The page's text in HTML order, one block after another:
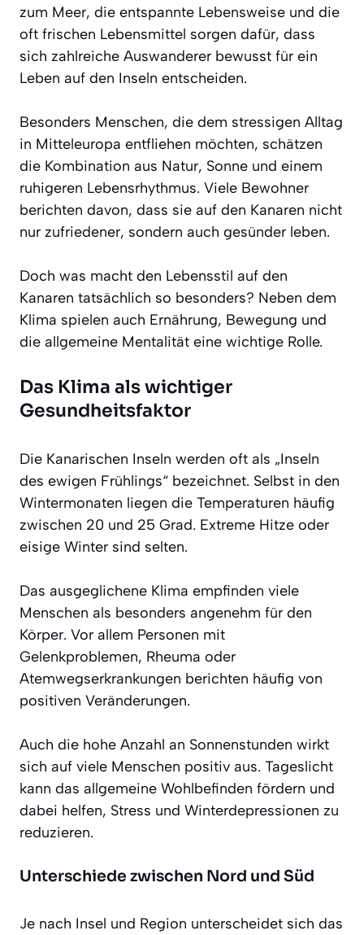
zum Meer, die entspannte Lebensweise und die
oft frischen Lebensmittel sorgen dafür, dass
sich zahlreiche Auswanderer bewusst für ein
Leben auf den Inseln entscheiden.
Besonders Menschen, die dem stressigen Alltag
in Mitteleuropa entfliehen möchten, schätzen
die Kombination aus Natur, Sonne und einem
ruhigeren Lebensrhythmus. Viele Bewohner
berichten davon, dass sie auf den Kanaren nicht
nur zufriedener, sondern auch gesünder leben.
Doch was macht den Lebensstil auf den
Kanaren tatsächlich so besonders? Neben dem
Klima spielen auch Ernährung, Bewegung und
die allgemeine Mentalität eine wichtige Rolle.
Das Klima als wichtiger
Gesundheitsfaktor
Die Kanarischen Inseln werden oft als „Inseln
des ewigen Frühlings“ bezeichnet. Selbst in den
Wintermonaten liegen die Temperaturen häufig
zwischen 20 und 25 Grad. Extreme Hitze oder
eisige Winter sind selten.
Das ausgeglichene Klima empfinden viele
Menschen als besonders angenehm für den
Körper. Vor allem Personen mit
Gelenkproblemen, Rheuma oder
Atemwegserkrankungen berichten häufig von
positiven Veränderungen.
Auch die hohe Anzahl an Sonnenstunden wirkt
sich auf viele Menschen positiv aus. Tageslicht
kann das allgemeine Wohlbefinden fördern und
dabei helfen, Stress und Winterdepressionen zu
reduzieren.
Unterschiede zwischen Nord und Süd
Je nach Insel und Region unterscheidet sich das